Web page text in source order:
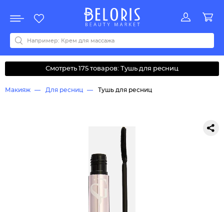
Акции
Все бренды
0-9ABCDEFGHIJKLMNOPQRSTUVWYZАБВДЗИМОКЛНПРСТУФ
Смотреть 175 товаров: Тушь для ресниц
Макияж Для ресниц Тушь для ресниц